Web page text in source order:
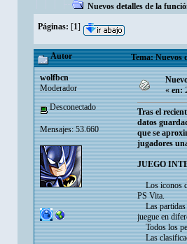
Nuevos detalles de la
Páginas: [1]
Autor Tema: Nuevos
wolfbcn
Moderador
Desconectado
Mensajes: 53.660
«en:
Tras el
datos
que se
jugadores
JUEGO
Los iconos de
PS Vita.
Las partidas
juegue en
Todos los
Las